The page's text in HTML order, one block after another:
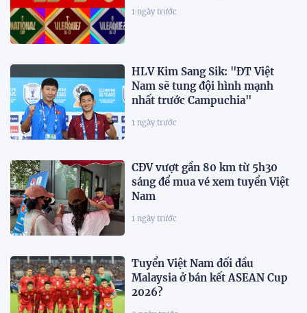
1 ngày trước
HLV Kim Sang Sik: "ĐT Việt
Nam sẽ tung đội hình mạnh
nhất trước Campuchia"
1 ngày trước
CĐV vượt gần 80 km từ 5h30
sáng để mua vé xem tuyển Việt
Nam
1 ngày trước
Tuyển Việt Nam đối đầu
Malaysia ở bán kết ASEAN Cup
2026?